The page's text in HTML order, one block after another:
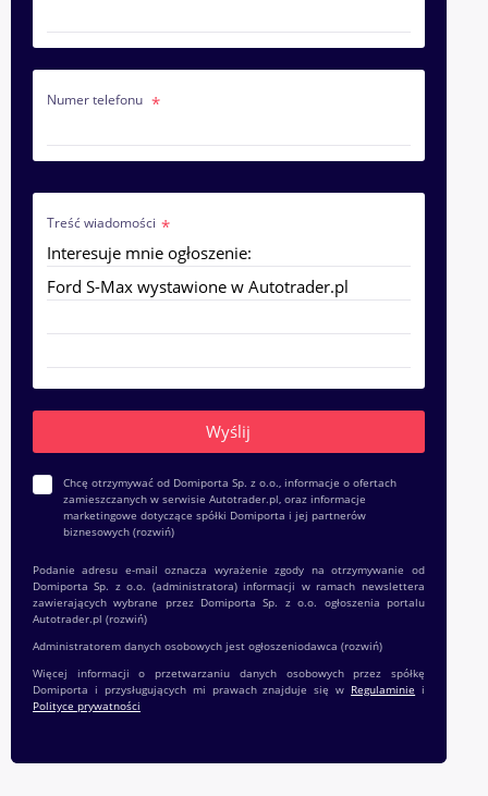
Numer telefonu
Treść wiadomości
Chcę otrzymywać od Domiporta Sp. z o.o., informacje o ofertach
zamieszczanych w serwisie Autotrader.pl, oraz informacje
marketingowe dotyczące spółki Domiporta i jej partnerów
biznesowych (rozwiń)
Podanie adresu e-mail oznacza wyrażenie zgody na otrzymywanie od
Domiporta Sp. z o.o. (administratora) informacji w ramach newslettera
zawierających wybrane przez Domiporta Sp. z o.o. ogłoszenia portalu
Autotrader.pl (rozwiń)
Administratorem danych osobowych jest ogłoszeniodawca (rozwiń)
Więcej informacji o przetwarzaniu danych osobowych przez spółkę
Domiporta i przysługujących mi prawach znajduje się w Regulaminie i
Polityce prywatności